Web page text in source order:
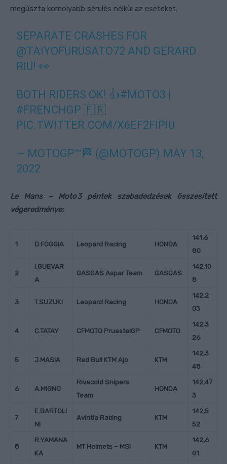
megúszta komolyabb sérülés nélkül az eseteket.
SEPARATE CRASHES FOR
@TAIYOFURUSATO72 AND GERARD
RIU! 👀
BOTH RIDERS OK! 👍#MOTO3 |
#FRENCHGP 🇫🇷
PIC.TWITTER.COM/X6EF2FIPIU
— MOTOGP™🏁 (@MOTOGP) MAY 13,
2022
Le Mans – Moto3 péntek szabadedzések összesített
végeredménye:
1 D.FOGGIA Leopard Racing HONDA
141,6
80
2
I.GUEVAR
A
GASGAS Aspar Team GASGAS
142,10
8
3 T.SUZUKI Leopard Racing HONDA
142,2
03
4 C.TATAY CFMOTO PruestelGP CFMOTO
142,3
26
5 J.MASIA Red Bull KTM Ajo KTM
142,3
48
6 A.MIGNO
Rivacold Snipers
Team
HONDA
142,47
3
7
E.BARTOLI
NI
Avintia Racing KTM
142,5
52
8
R.YAMANA
KA
MT Helmets – MSI KTM
142,6
01